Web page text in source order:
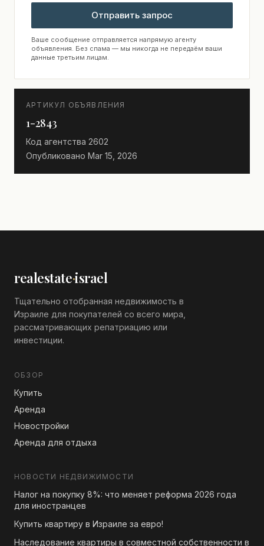
Отправить запрос
Ваше сообщение отправляется напрямую агенту
объявления. Без спама — мы никогда не передаём ваши
данные третьим лицам.
АРТИКУЛ ОБЪЯВЛЕНИЯ
1-2843
Код агентства 2602
Опубликовано Mar 15, 2026
realestate·israel
Тщательно отобранная недвижимость в
Израиле для покупателей со всего мира,
рассматривающих репатриацию или
инвестиции.
ОБЗОР
Купить
Аренда
Новостройки
Аренда для отдыха
НОВОСТИ НЕДВИЖИМОСТИ
Налог на покупку 8%: что меняет реформа 2026 года
для иностранцев
Купить квартиру в Израиле за евро!
Наследование квартиры в совместной собственности в